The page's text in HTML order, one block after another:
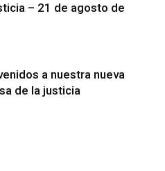
– 21 de agosto de
a nuestra nueva
de la justicia